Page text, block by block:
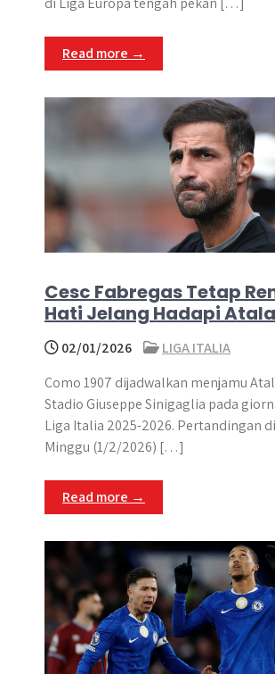
Read more →
Cesc Fabregas Tetap
Hati Jelang Hadapi
02/01/2026
LIGA ITALIA
Como 1907 dijadwalkan menjamu
Stadio Giuseppe Sinigaglia pada
Liga Italia 2025-2026. Pertandingan
Minggu (1/2/2026) […]
Read more →